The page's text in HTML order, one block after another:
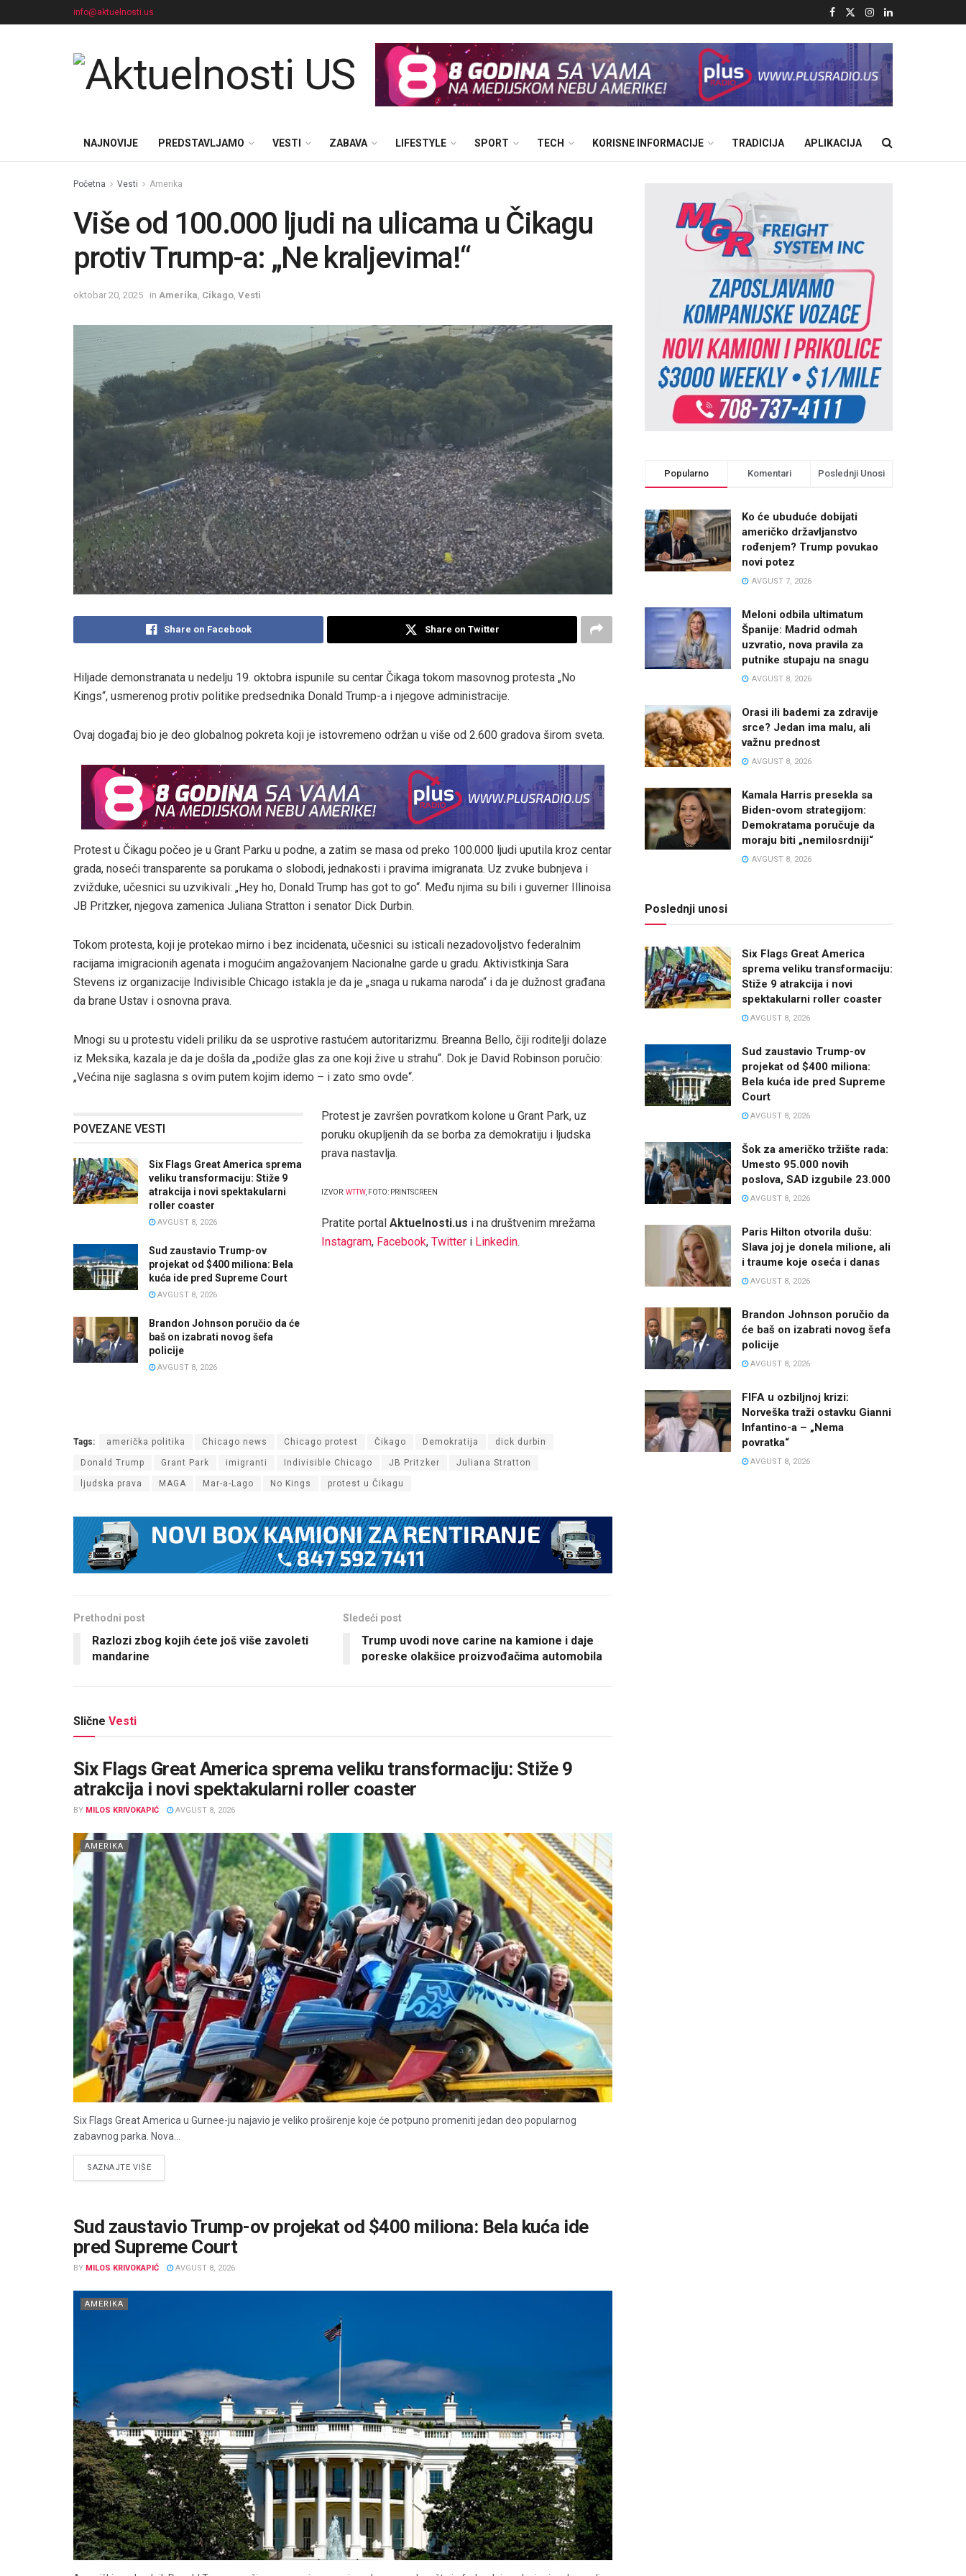
info@aktuelnosti.us
NAJNOVIJE PREDSTAVLJAMO VESTI ZABAVA LIFESTYLE SPORT TECH KORISNE INFORMACIJE TRADICIJA APLIKACIJA
Početna Vesti Amerika
Više od 100.000 ljudi na ulicama u Čikagu
protiv Trump-a: „Ne kraljevima!“
oktobar 20, 2025 in Amerika Cikago Vesti
Share on Facebook Share on Twitter
Hiljade demonstranata u nedelju 19. oktobra ispunile su centar Čikaga tokom masovnog protesta „No
Kings“, usmerenog protiv politike predsednika Donald Trump-a i njegove administracije.
Ovaj događaj bio je deo globalnog pokreta koji je istovremeno održan u više od 2.600 gradova širom sveta.
Protest u Čikagu počeo je u Grant Parku u podne, a zatim se masa od preko 100.000 ljudi uputila kroz centar
grada, noseći transparente sa porukama o slobodi, jednakosti i pravima imigranata. Uz zvuke bubnjeva i
zvižduke, učesnici su uzvikivali: „Hey ho, Donald Trump has got to go“. Među njima su bili i guverner Illinoisa
JB Pritzker, njegova zamenica Juliana Stratton i senator Dick Durbin.
Tokom protesta, koji je protekao mirno i bez incidenata, učesnici su isticali nezadovoljstvo federalnim
racijama imigracionih agenata i mogućim angažovanjem Nacionalne garde u gradu. Aktivistkinja Sara
Stevens iz organizacije Indivisible Chicago istakla je da je „snaga u rukama naroda“ i da je dužnost građana
da brane Ustav i osnovna prava.
Mnogi su u protestu videli priliku da se usprotive rastućem autoritarizmu. Breanna Bello, čiji roditelji dolaze
iz Meksika, kazala je da je došla da „podiže glas za one koji žive u strahu“. Dok je David Robinson poručio:
„Većina nije saglasna s ovim putem kojim idemo – i zato smo ovde“.
POVEZANE VESTI
Six Flags Great America sprema
veliku transformaciju: Stiže 9
atrakcija i novi spektakularni
roller coaster
AVGUST 8, 2026
Sud zaustavio Trump-ov
projekat od $400 miliona: Bela
kuća ide pred Supreme Court
AVGUST 8, 2026
Brandon Johnson poručio da će
baš on izabrati novog šefa
policije
AVGUST 8, 2026
Protest je završen povratkom kolone u Grant Park, uz
poruku okupljenih da se borba za demokratiju i ljudska
prava nastavlja.
IZVOR:WTTW, FOTO: PRINTSCREEN
Pratite portal Aktuelnosti.us i na društvenim mrežama
Instagram, Facebook, Twitter i Linkedin.
Tags: američka politika Chicago news Chicago protest Čikago Demokratija dick durbin
Donald Trump Grant Park imigranti Indivisible Chicago JB Pritzker Juliana Stratton
ljudska prava MAGA Mar-a-Lago No Kings protest u Čikagu
Prethodni post
Razlozi zbog kojih ćete još više zavoleti
mandarine
Sledeći post
Trump uvodi nove carine na kamione i daje
poreske olakšice proizvođačima automobila
Slične Vesti
Six Flags Great America sprema veliku transformaciju: Stiže 9
atrakcija i novi spektakularni roller coaster
BY MILOS KRIVOKAPIĆ AVGUST 8, 2026
AMERIKA
Six Flags Great America u Gurnee-ju najavio je veliko proširenje koje će potpuno promeniti jedan deo popularnog
zabavnog parka. Nova...
SAZNAJTE VIŠEDETAILS
Sud zaustavio Trump-ov projekat od $400 miliona: Bela kuća ide
pred Supreme Court
BY MILOS KRIVOKAPIĆ AVGUST 8, 2026
AMERIKA
Popularno Komentari Poslednji Unosi
Ko će ubuduće dobijati
američko državljanstvo
rođenjem? Trump povukao
novi potez
AVGUST 7, 2026
Meloni odbila ultimatum
Španije: Madrid odmah
uzvratio, nova pravila za
putnike stupaju na snagu
AVGUST 8, 2026
Orasi ili bademi za zdravije
srce? Jedan ima malu, ali
važnu prednost
AVGUST 8, 2026
Kamala Harris presekla sa
Biden-ovom strategijom:
Demokratama poručuje da
moraju biti „nemilosrdniji“
AVGUST 8, 2026
Poslednji unosi
Six Flags Great America
sprema veliku transformaciju:
Stiže 9 atrakcija i novi
spektakularni roller coaster
AVGUST 8, 2026
Sud zaustavio Trump-ov
projekat od $400 miliona:
Bela kuća ide pred Supreme
Court
AVGUST 8, 2026
Šok za američko tržište rada:
Umesto 95.000 novih
poslova, SAD izgubile 23.000
AVGUST 8, 2026
Paris Hilton otvorila dušu:
Slava joj je donela milione, ali
i traume koje oseća i danas
AVGUST 8, 2026
Brandon Johnson poručio da
će baš on izabrati novog šefa
policije
AVGUST 8, 2026
FIFA u ozbiljnoj krizi:
Norveška traži ostavku Gianni
Infantino-a – „Nema
povratka“
AVGUST 8, 2026